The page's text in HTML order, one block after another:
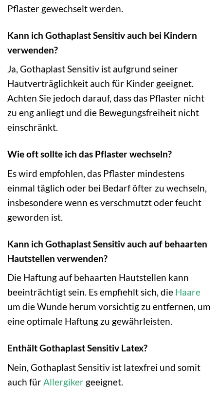
Pflaster gewechselt werden.
Kann ich Gothaplast Sensitiv auch bei Kindern
verwenden?
Ja, Gothaplast Sensitiv ist aufgrund seiner
Hautverträglichkeit auch für Kinder geeignet.
Achten Sie jedoch darauf, dass das Pflaster nicht
zu eng anliegt und die Bewegungsfreiheit nicht
einschränkt.
Wie oft sollte ich das Pflaster wechseln?
Es wird empfohlen, das Pflaster mindestens
einmal täglich oder bei Bedarf öfter zu wechseln,
insbesondere wenn es verschmutzt oder feucht
geworden ist.
Kann ich Gothaplast Sensitiv auch auf behaarten
Hautstellen verwenden?
Die Haftung auf behaarten Hautstellen kann
beeinträchtigt sein. Es empfiehlt sich, die Haare
um die Wunde herum vorsichtig zu entfernen, um
eine optimale Haftung zu gewährleisten.
Enthält Gothaplast Sensitiv Latex?
Nein, Gothaplast Sensitiv ist latexfrei und somit
auch fürAllergiker geeignet.